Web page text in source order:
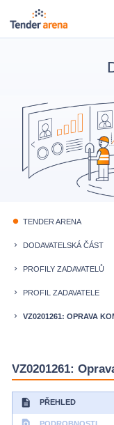
fiber_manual_record TENDER ARENA
keyboard_arrow_right DODAVATELSKÁ ČÁST
keyboard_arrow_right PROFILY ZADAVATELŮ
keyboard_arrow_right PROFIL ZADAVATELE
keyboard_arrow_right VZ0201261: OPRAVA
VZ0201261:
description PŘEHLED